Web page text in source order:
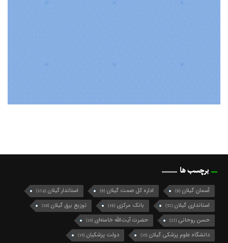
برچسب ها
آسمان گیلان (9) اداره کل صمت گیلان (9) استاندار گیلان (124)
استانداری گیلان (32) بانک مرکزی (19) توزیع برق گیلان (10)
حسن روحانی (12) حضرت آیت‌الله خامنه‌ای (15)
دانشگاه علوم پزشکی گیلان (15) دولت پزشکیان (15)